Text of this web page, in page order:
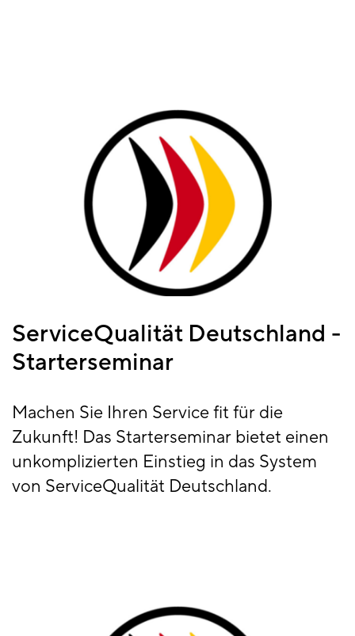
ServiceQualität Deutschland -
Starterseminar
Machen Sie Ihren Service fit für die
Zukunft! Das Starterseminar bietet einen
unkomplizierten Einstieg in das System
von ServiceQualität Deutschland.